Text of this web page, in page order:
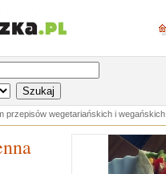
przepisów wegetariańskich i wegańskich